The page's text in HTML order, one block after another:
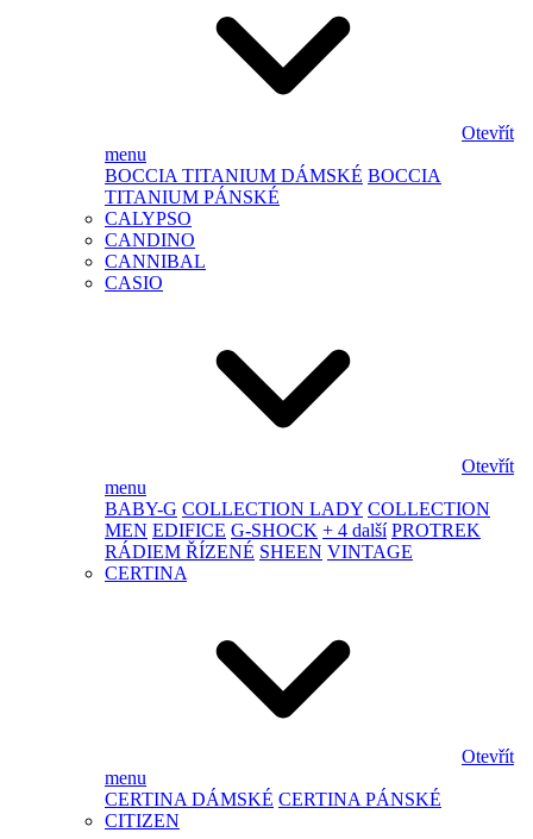
Otevřít
menu
BOCCIA TITANIUM DÁMSKÉ BOCCIA
TITANIUM PÁNSKÉ
CALYPSO
CANDINO
CANNIBAL
CASIO
Otevřít
menu
BABY-G COLLECTION LADY COLLECTION
MEN EDIFICE G-SHOCK + 4 další PROTREK
RÁDIEM ŘÍZENÉ SHEEN VINTAGE
CERTINA
Otevřít
menu
CERTINA DÁMSKÉ CERTINA PÁNSKÉ
CITIZEN